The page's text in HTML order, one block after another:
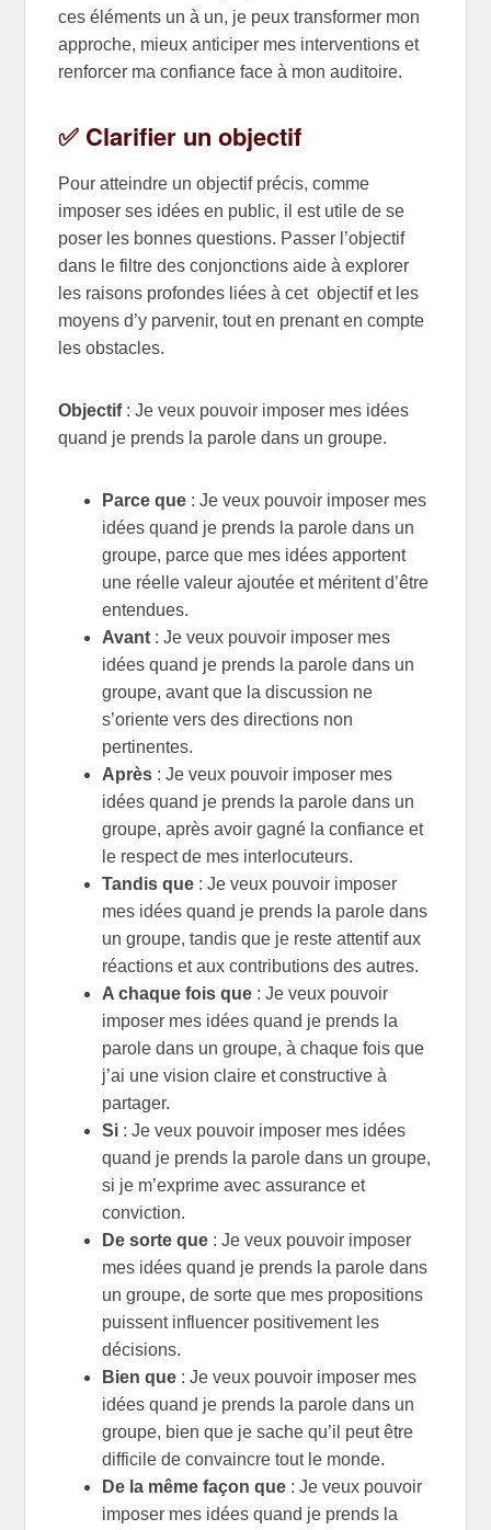
ces éléments un à un, je peux transformer mon
approche, mieux anticiper mes interventions et
renforcer ma confiance face à mon auditoire.
✅ Clarifier un objectif
Pour atteindre un objectif précis, comme
imposer ses idées en public, il est utile de se
poser les bonnes questions. Passer l’objectif
dans le filtre des conjonctions aide à explorer
les raisons profondes liées à cet objectif et les
moyens d’y parvenir, tout en prenant en compte
les obstacles.
Objectif : Je veux pouvoir imposer mes idées
quand je prends la parole dans un groupe.
Parce que : Je veux pouvoir imposer mes
idées quand je prends la parole dans un
groupe, parce que mes idées apportent
une réelle valeur ajoutée et méritent d’être
entendues.
Avant : Je veux pouvoir imposer mes
idées quand je prends la parole dans un
groupe, avant que la discussion ne
s’oriente vers des directions non
pertinentes.
Après : Je veux pouvoir imposer mes
idées quand je prends la parole dans un
groupe, après avoir gagné la confiance et
le respect de mes interlocuteurs.
Tandis que : Je veux pouvoir imposer
mes idées quand je prends la parole dans
un groupe, tandis que je reste attentif aux
réactions et aux contributions des autres.
A chaque fois que : Je veux pouvoir
imposer mes idées quand je prends la
parole dans un groupe, à chaque fois que
j’ai une vision claire et constructive à
partager.
Si : Je veux pouvoir imposer mes idées
quand je prends la parole dans un groupe,
si je m’exprime avec assurance et
conviction.
De sorte que : Je veux pouvoir imposer
mes idées quand je prends la parole dans
un groupe, de sorte que mes propositions
puissent influencer positivement les
décisions.
Bien que : Je veux pouvoir imposer mes
idées quand je prends la parole dans un
groupe, bien que je sache qu’il peut être
difficile de convaincre tout le monde.
De la même façon que : Je veux pouvoir
imposer mes idées quand je prends la